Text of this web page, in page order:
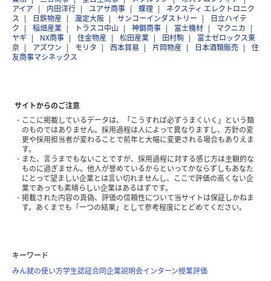
アイア
内田洋行 ユアサ商事 蝶理
ネクスティ エレクトロニク
ス
日鉄物産 瀧定大阪 サンコーインダストリー
日立ハイテ
ク
稲畑産業 トラスコ中山 神鋼商事 冨士機材
マクニカ
ヤギ
NX商事 住金物産 松田産業 田村駒
富士ゼロックス東
京
アズワン モリタ 西本貿易 片岡物産 日本酒類販売
住
友商事マシネックス
サイトからのご注意
ここに掲載しているデータは、「こうすれば必ずうまくいく」という類
のものではありません。採用過程は人によって異なりますし、方針の変
更や採用担当者が変わることで前年と大幅に変更される場合もありえま
す。
また、言うまでもないことですが、採用過程に対する感じ方は主観的な
ものに過ぎません。他人が誉めているからといってかならずしもあなた
にとって望ましい企業とは言い切れませんし、ここで評価の高くない企
業であっても素晴らしい企業はあるはずです。
掲載された内容の真偽、評価の信頼性について当サイトは保証しかねま
す。あくまでも「一つの結果」として参考程度にとどめてください。
キーワード
みん就の使い方学生認証合同企業説明会インターン授業評価